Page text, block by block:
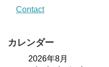
Contact
カレンダー
2026年8月